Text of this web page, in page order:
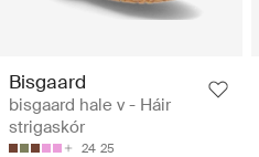
Bisgaard
bisgaard hale v - Háir
strigaskór
24 25